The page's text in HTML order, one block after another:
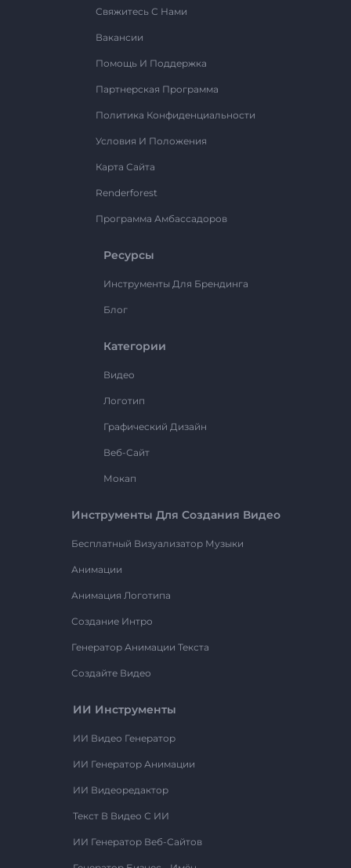
Свяжитесь С Нами
Вакансии
Помощь И Поддержка
Партнерская Программа
Политика Конфиденциальности
Условия И Положения
Карта Сайта
Renderforest
Программа Амбассадоров
Ресурсы
Инструменты Для Брендинга
Блог
Категории
Видео
Логотип
Графический Дизайн
Веб-Сайт
Мокап
Инструменты Для Создания Видео
Бесплатный Визуализатор Музыки
Анимации
Анимация Логотипа
Создание Интро
Генератор Анимации Текста
Создайте Видео
ИИ Инструменты
ИИ Видео Генератор
ИИ Генератор Анимации
ИИ Видеоредактор
Текст В Видео С ИИ
ИИ Генератор Веб-Сайтов